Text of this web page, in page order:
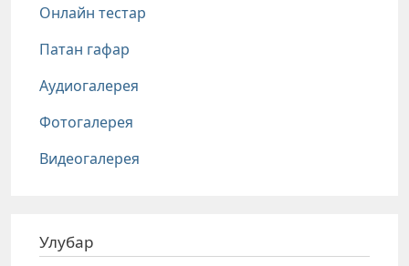
Онлайн тестар
Патан гафар
Аудиогалерея
Фотогалерея
Видеогалерея
Улубар